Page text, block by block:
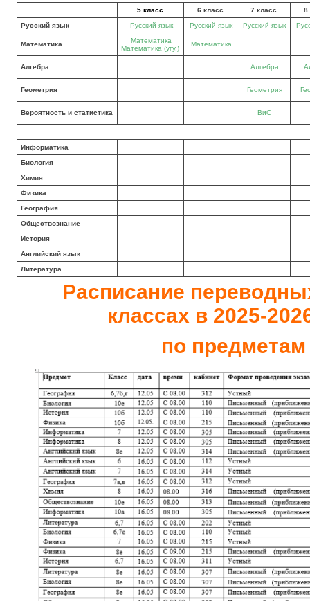
5 класс 6 класс 7 класс
8
Русский язык
Русский язык Русский язык Русский язык
Математика
Математика
Математика (угу.)
Математика
Алгебра Алгебра
Геометрия Геометрия
Вероятность и статистика ВиС
Информатика
Биология
Химия
Физика
География
Обществознание
История
Английский язык
Литература
Расписание
классах в 2025-
по